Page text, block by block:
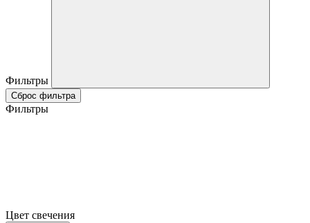
Фильтры
Сброс фильтра
Фильтры
Цвет свечения